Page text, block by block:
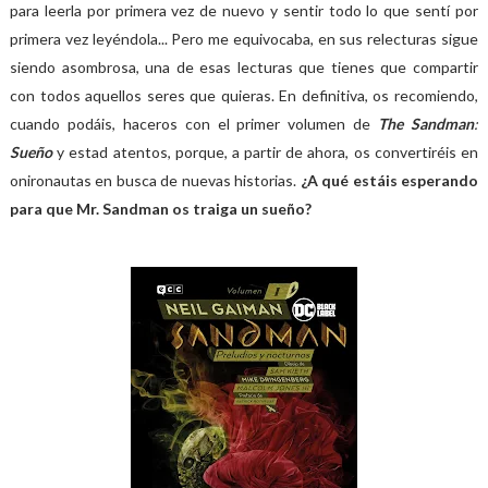
para leerla por primera vez de nuevo y sentir todo lo que sentí por
primera vez leyéndola... Pero me equivocaba, en sus relecturas sigue
siendo asombrosa, una de esas lecturas que tienes que compartir
con todos aquellos seres que quieras. En definitiva, os recomiendo,
cuando podáis, haceros con el primer volumen de The Sandman:
Sueñoy estad atentos, porque, a partir de ahora, os convertiréis en
onironautas en busca de nuevas historias. ¿A qué estáis esperando
para que Mr. Sandman os traiga un sueño?